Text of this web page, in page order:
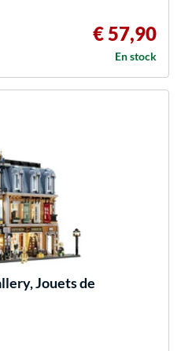
€ 57,90
En stock
Jouets de